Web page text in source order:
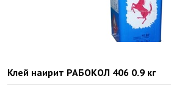
Клей наирит РАБОКОЛ 406 0.9 кг